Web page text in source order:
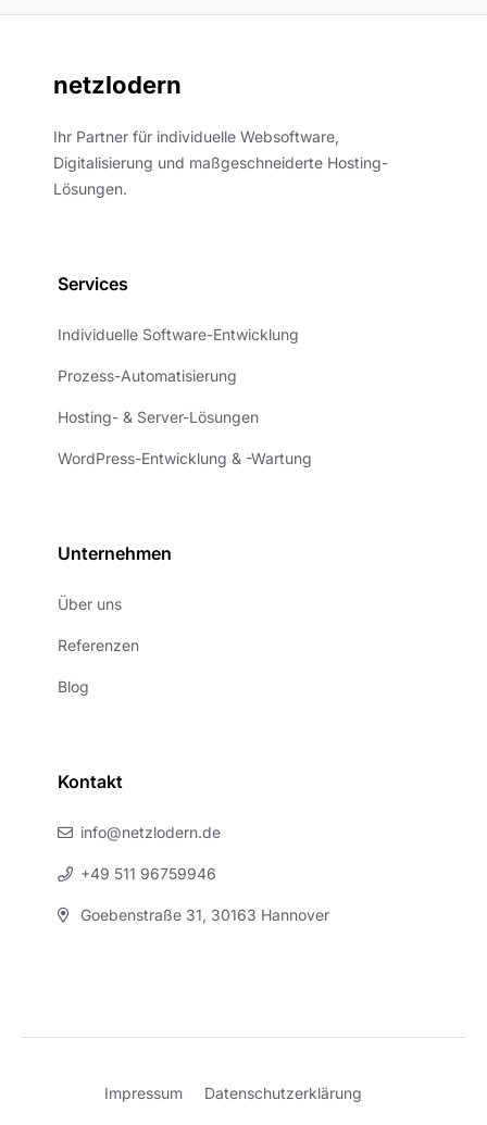
netzlodern
Ihr Partner für individuelle Websoftware,
Digitalisierung und maßgeschneiderte Hosting-
Lösungen.
Services
Individuelle Software-Entwicklung
Prozess-Automatisierung
Hosting- & Server-Lösungen
WordPress-Entwicklung & -Wartung
Unternehmen
Über uns
Referenzen
Blog
Kontakt
info@netzlodern.de
+49 511 96759946
Goebenstraße 31, 30163 Hannover
Impressum Datenschutzerklärung